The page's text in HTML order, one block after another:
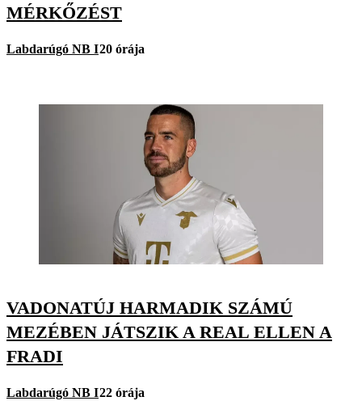
MÉRKŐZÉST
Labdarúgó NB I20 órája
VADONATÚJ HARMADIK SZÁMÚ
MEZÉBEN JÁTSZIK A REAL ELLEN A
FRADI
Labdarúgó NB I22 órája